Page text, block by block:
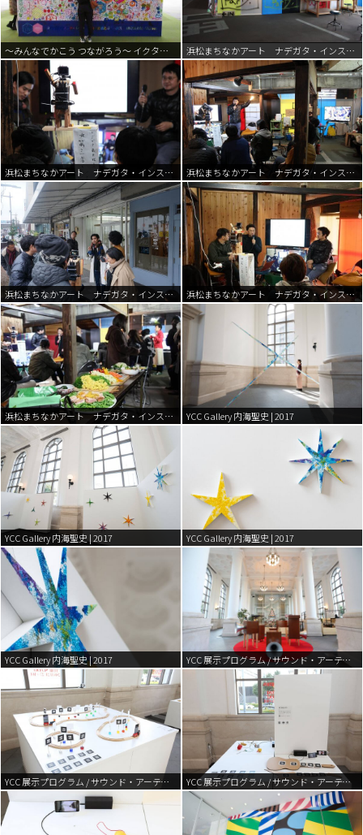
～みんなでかこう つながろう～ イクタケマコト | 2017 浜松まちなかアート ナデガタ・インスタント・パーティー | 2017
浜松まちなかアート ナデガタ・インスタント・パーティー | 2017 浜松まちなかアート ナデガタ・インスタント・パーティー | 2017
浜松まちなかアート ナデガタ・インスタント・パーティー | 2017 浜松まちなかアート ナデガタ・インスタント・パーティー | 2017
浜松まちなかアート ナデガタ・インスタント・パーティー | 2017 YCC Gallery 内海聖史 | 2017
YCC Gallery 内海聖史 | 2017 YCC Gallery 内海聖史 | 2017
YCC Gallery 内海聖史 | 2017 YCC 展示プログラム / サウンド・アーティスト “スズキユウリ” | 2016
YCC 展示プログラム / サウンド・アーティスト “スズキユウリ” | 2016 YCC 展示プログラム / サウンド・アーティスト “スズキユウリ” | 2016